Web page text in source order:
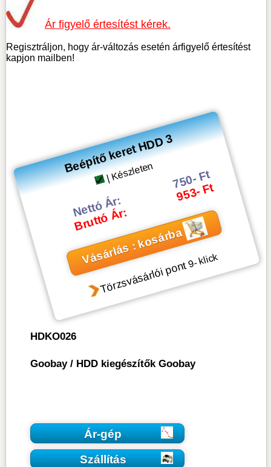
Ár figyelő értesítést kérek.
Regisztráljon, hogy ár-változás esetén árfigyelő értesítést
kapjon mailben!
Beépítő keret HDD 3
| Készleten
Nettó Ár:
Bruttó Ár:
750- Ft
953- Ft
Vásárlás : kosárba
Törzsvásárlói pont9- klick
HDKO026
Goobay/ HDD kiegészítők Goobay
Ár-gép
Szállítás